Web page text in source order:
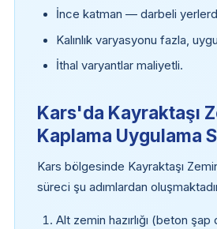
İnce katman — darbeli
Kalınlık varyasyonu fazla,
İthal varyantlar maliyetli.
Kars'da Kayraktaşı
Kaplama Uygulama
Kars bölgesinde Kayraktaşı
süreci şu adımlardan
Alt zemin hazırlığı (beton şap